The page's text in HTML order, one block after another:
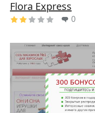
Flora Express
0